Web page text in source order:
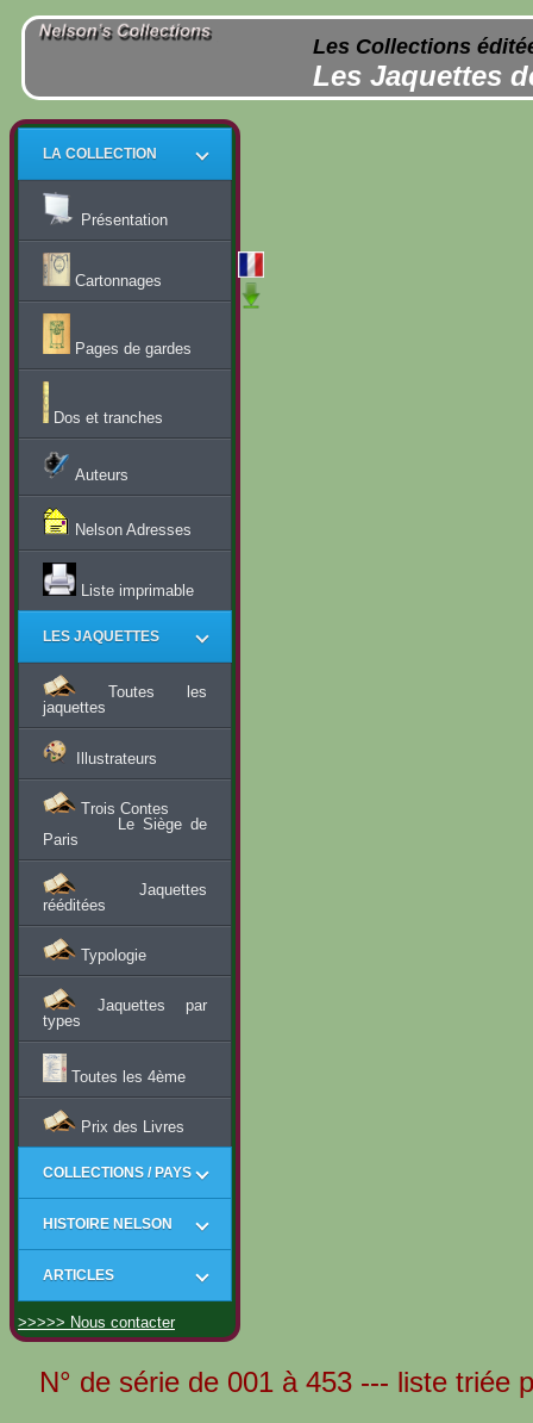
Les Collections
Les Jaquettes
LA COLLECTION
Présentation
Cartonnages
Pages de gardes
Dos et tranches
Auteurs
Nelson Adresses
Liste imprimable
LES JAQUETTES
Toutes les
jaquettes
Illustrateurs
Trois Contes
Le Siège de
Paris
Jaquettes
rééditées
Typologie
Jaquettes par
types
Toutes les 4ème
Prix des Livres
COLLECTIONS / PAYS
HISTOIRE NELSON
ARTICLES
>>>>> Nous contacter
N° de série de 001 à 453 --- liste triée